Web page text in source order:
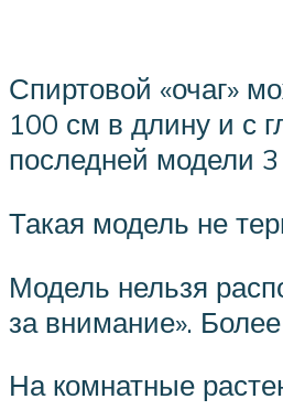
Спиртовой «очаг»
100 см в длину и с
последней модели
Такая модель не
Модель нельзя
за внимание».
На комнатные